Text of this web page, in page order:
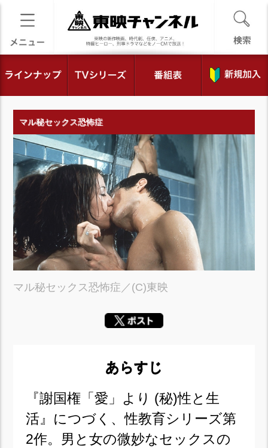
マル秘セックス恐怖症
マル秘セックス恐怖症／(C)東映
あらすじ
『謝国権「愛」より (秘)性と生
活』につづく、性教育シリーズ第
2作。男と女の微妙なセックスの